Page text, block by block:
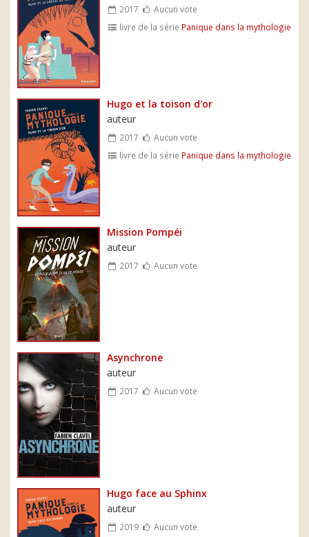
2017
Aucun vote
livre de la série Panique dans la mythologie
Hugo et la toison d'or
auteur
2017
Aucun vote
livre de la série Panique dans la mythologie
Mission Pompéi
auteur
2017 Aucun vote
Asynchrone
auteur
2017 Aucun vote
Hugo face au Sphinx
auteur
2019
Aucun vote